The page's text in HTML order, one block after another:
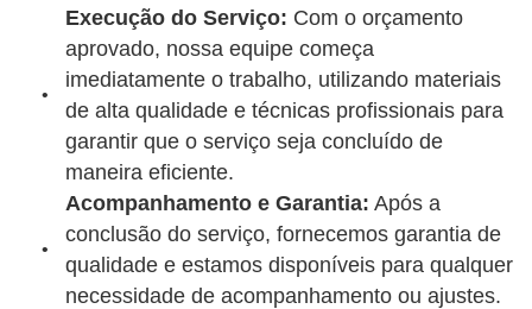
Execução do Serviço: Com o orçamento
aprovado, nossa equipe começa
imediatamente o trabalho, utilizando materiais
de alta qualidade e técnicas profissionais para
garantir que o serviço seja concluído de
maneira eficiente.
Acompanhamento e Garantia: Após a
conclusão do serviço, fornecemos garantia de
qualidade e estamos disponíveis para qualquer
necessidade de acompanhamento ou ajustes.